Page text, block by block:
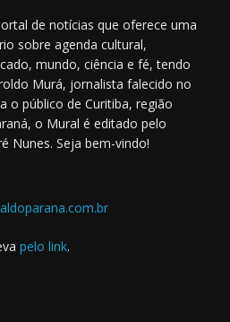
de notícias que oferece uma
sobre agenda cultural,
mundo, ciência e fé, tendo
Murá, jornalista falecido no
o público de Curitiba, região
o Mural é editado pelo
Nunes. Seja bem-vindo!
pelo link.